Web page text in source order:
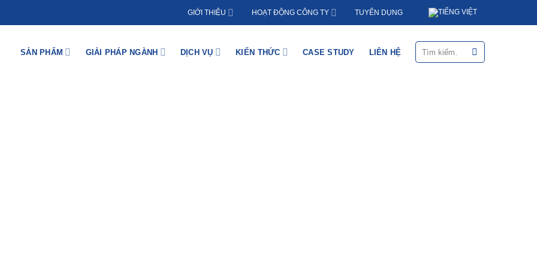
GIỚI THIỆU HOẠT ĐỘNG CÔNG TY TUYỂN DỤNG
SẢN PHẨM GIẢI PHÁP NGÀNH DỊCH VỤ KIẾN THỨC CASE STUDY LIÊN HỆ
Tìm
kiếm: